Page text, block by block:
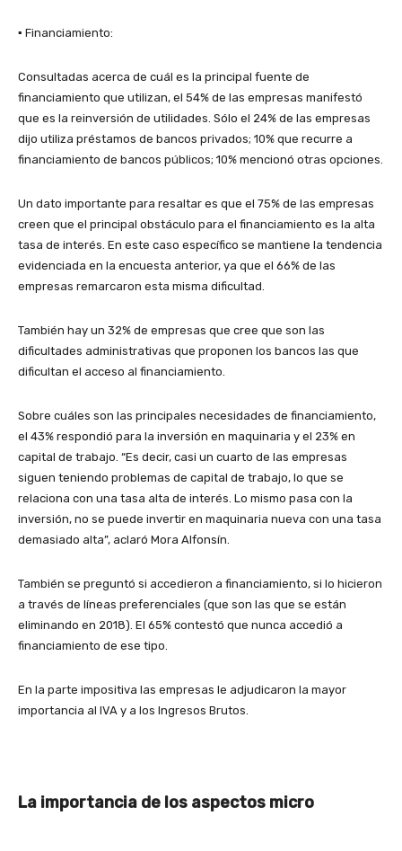
▪ Financiamiento:
Consultadas acerca de cuál es la principal fuente de
financiamiento que utilizan, el 54% de las empresas manifestó
que es la reinversión de utilidades. Sólo el 24% de las empresas
dijo utiliza préstamos de bancos privados; 10% que recurre a
financiamiento de bancos públicos; 10% mencionó otras opciones.
Un dato importante para resaltar es que el 75% de las empresas
creen que el principal obstáculo para el financiamiento es la alta
tasa de interés. En este caso específico se mantiene la tendencia
evidenciada en la encuesta anterior, ya que el 66% de las
empresas remarcaron esta misma dificultad.
También hay un 32% de empresas que cree que son las
dificultades administrativas que proponen los bancos las que
dificultan el acceso al financiamiento.
Sobre cuáles son las principales necesidades de financiamiento,
el 43% respondió para la inversión en maquinaria y el 23% en
capital de trabajo. “Es decir, casi un cuarto de las empresas
siguen teniendo problemas de capital de trabajo, lo que se
relaciona con una tasa alta de interés. Lo mismo pasa con la
inversión, no se puede invertir en maquinaria nueva con una tasa
demasiado alta”, aclaró Mora Alfonsín.
También se preguntó si accedieron a financiamiento, si lo hicieron
a través de líneas preferenciales (que son las que se están
eliminando en 2018). El 65% contestó que nunca accedió a
financiamiento de ese tipo.
En la parte impositiva las empresas le adjudicaron la mayor
importancia al IVA y a los Ingresos Brutos.
La importancia de los aspectos micro